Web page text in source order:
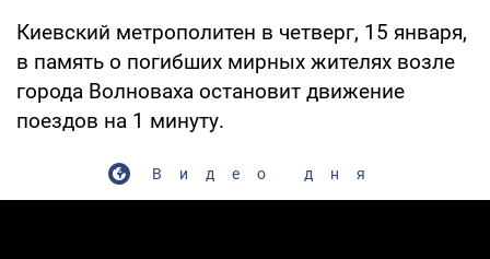
Киевский метрополитен в четверг, 15 января,
в память о погибших мирных жителях возле
города Волноваха остановит движение
поездов на 1 минуту.
Видео дня